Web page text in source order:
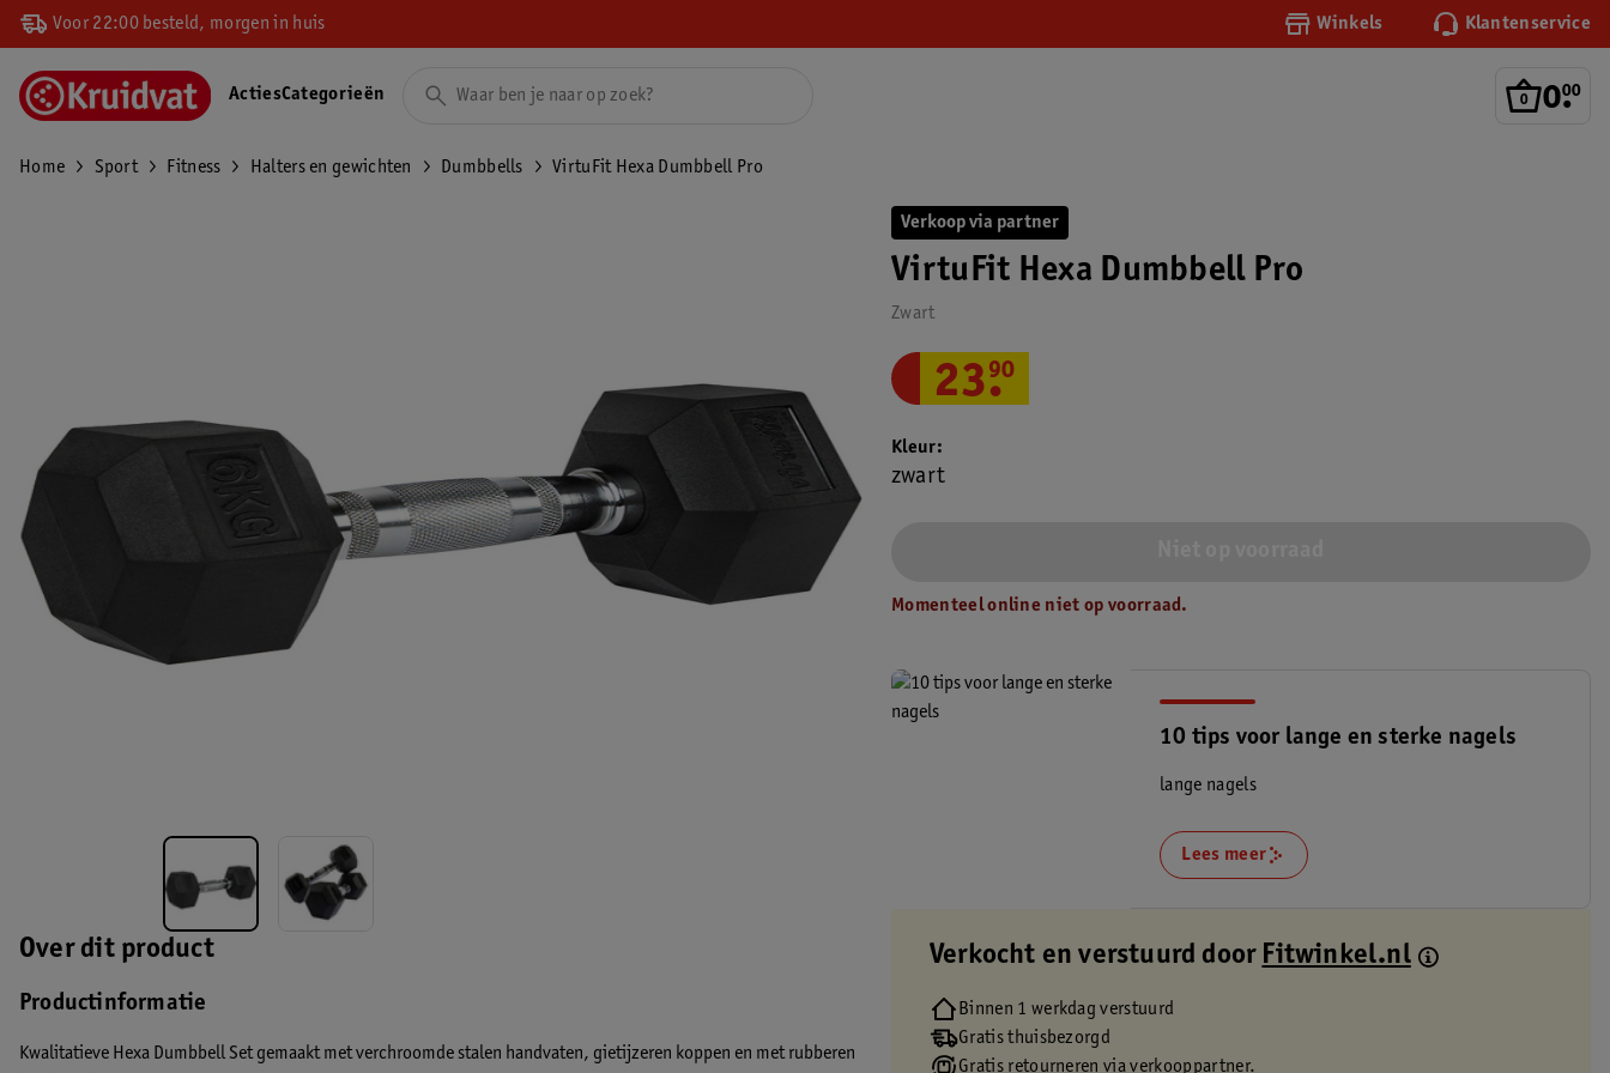
Voor 22:00 besteld, morgen in huis Winkels Klantenservice
0.
00
ActiesCategorieën
Home Sport Fitness Halters en gewichten Dumbbells VirtuFit Hexa Dumbbell Pro
Over dit product
Productinformatie
Kwalitatieve Hexa Dumbbell Set gemaakt met verchroomde stalen handvaten, gietijzeren koppen en met rubberen
Verkoop via partner
VirtuFit Hexa Dumbbell Pro
Zwart
23.
90
Kleur
zwart
Momenteel online niet op voorraad.
10 tips voor lange en sterke nagels
lange nagels
Lees meer
Verkocht en verstuurd door Fitwinkel.nl
Binnen 1 werkdag verstuurd
Gratis thuisbezorgd
Gratis retourneren via verkooppartner.